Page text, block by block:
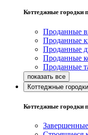
Коттеджные городки
Проданные
Проданные
Проданные
Проданные
Проданные
Коттеджные
Коттеджные городки